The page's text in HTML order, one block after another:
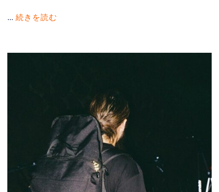
... 続きを読む